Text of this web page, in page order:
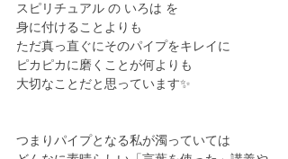
スピリチュアル の いろは を
身に付けることよりも
ただ真っ直ぐにそのパイプをキレイに
ピカピカに磨くことが何よりも
大切なことだと思っています✨
つまりパイプとなる私が濁っていては